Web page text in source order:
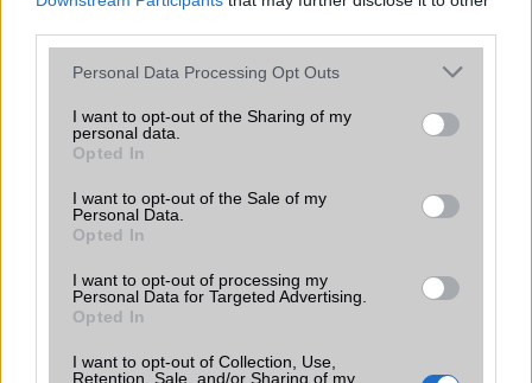
Please note that this website/app uses one or more Google
not limited to your visit or usage behaviour. You may click to
grant or deny consent to Google and its third-party tags to
use your data for below specified purposes in below Google
consent section.
Personal Data Processing Opt Outs
I want to opt-out of the Sharing of my
personal data.
Opted In
I want to opt-out of the Sale of my
Personal Data.
Opted In
I want to opt-out of processing my
Personal Data for Targeted Advertising.
Opted In
I want to opt-out of Collection, Use,
Retention, Sale, and/or Sharing of my
2026.06.30| Phone Arena
A One UI 9 érkezése új mesterséges intelligencia-
azonban több korábbi csúcskategóriás és középkategóriás
Galaxy készülék számára ez lesz az út vége.
iPhone 18 bemutató dátum - ekkor
rántja le a leplet az Apple az új
csúcsmobilokról
2026.06.29| Phone Arena
A szeptemberi eseményen az iPhone 18 Pro modellek
mellett a régóta pletykált hajlítható iPhone Ultra is
találgatások továbbra is beárnyékolják a rajtot.